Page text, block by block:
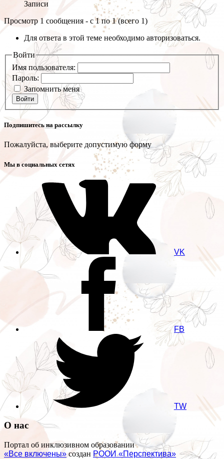
Записи
Просмотр 1 сообщения - с 1 по 1 (всего 1)
Для ответа в этой теме необходимо авторизоваться.
Войти
Имя пользователя:
Пароль:
Запомнить меня
Войти
Подпишитесь на рассылку
Пожалуйста, выберите допустимую форму
Мы в социальных сетях
VK
FB
TW
О нас
Портал об инклюзивном образовании
«Все включены» создан РООИ «Перспектива»